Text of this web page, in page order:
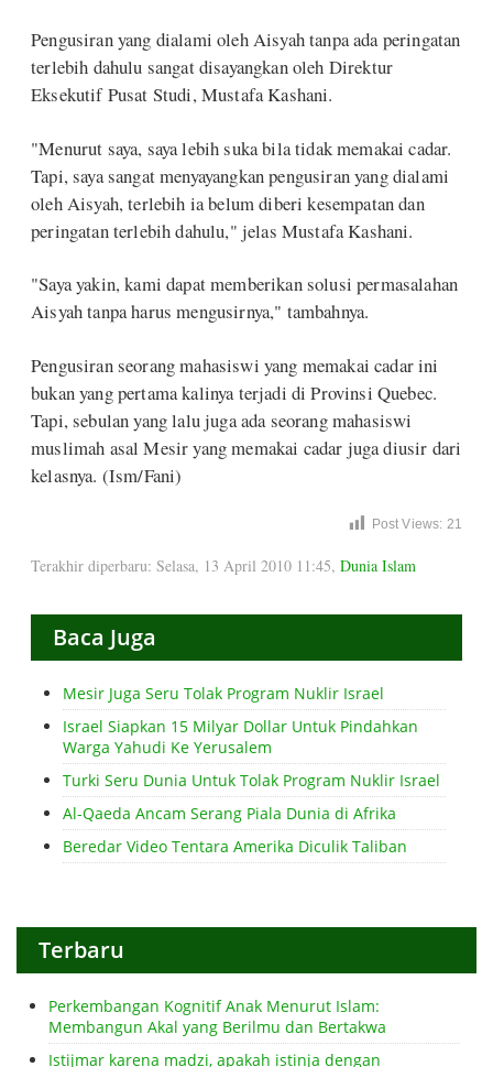
Pengusiran yang dialami oleh Aisyah tanpa ada peringatan
terlebih dahulu sangat disayangkan oleh Direktur
Eksekutif Pusat Studi, Mustafa Kashani.
"Menurut saya, saya lebih suka bila tidak memakai cadar.
Tapi, saya sangat menyayangkan pengusiran yang dialami
oleh Aisyah, terlebih ia belum diberi kesempatan dan
peringatan terlebih dahulu," jelas Mustafa Kashani.
"Saya yakin, kami dapat memberikan solusi permasalahan
Aisyah tanpa harus mengusirnya," tambahnya.
Pengusiran seorang mahasiswi yang memakai cadar ini
bukan yang pertama kalinya terjadi di Provinsi Quebec.
Tapi, sebulan yang lalu juga ada seorang mahasiswi
muslimah asal Mesir yang memakai cadar juga diusir dari
kelasnya. (Ism/Fani)
Post Views: 21
Terakhir diperbaru: Selasa, 13 April 2010 11:45, Dunia Islam
Baca Juga
Mesir Juga Seru Tolak Program Nuklir Israel
Israel Siapkan 15 Milyar Dollar Untuk Pindahkan
Warga Yahudi Ke Yerusalem
Turki Seru Dunia Untuk Tolak Program Nuklir Israel
Al-Qaeda Ancam Serang Piala Dunia di Afrika
Beredar Video Tentara Amerika Diculik Taliban
Terbaru
Perkembangan Kognitif Anak Menurut Islam:
Membangun Akal yang Berilmu dan Bertakwa
Istijmar karena madzi, apakah istinja dengan